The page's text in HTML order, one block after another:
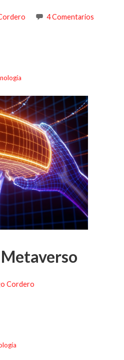
4 Comentarios
Cordero